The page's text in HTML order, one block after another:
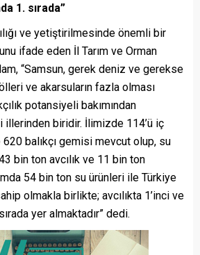
1. sırada”
ve yetiştirilmesinde önemli bir
ifade eden İl Tarım ve Orman
“Samsun, gerek deniz ve gerekse
ve akarsuların fazla olması
potansiyeli bakımından
illerinden biridir. İlimizde 114’ü iç
balıkçı gemisi mevcut olup, su
bin ton avcılık ve 11 bin ton
54 bin ton su ürünleri ile Türkiye
olmakla birlikte; avcılıkta 1’inci ve
yer almaktadır” dedi.